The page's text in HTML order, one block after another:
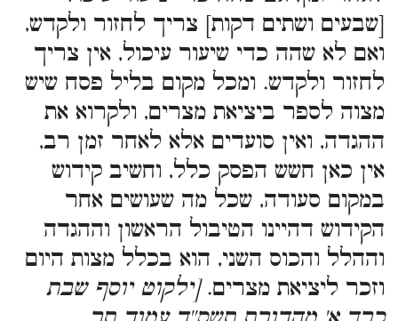
[שבעים ושתים דקות] צריך לחזור ולקדש,
ואם לא שהה כדי שיעור עיכול, אין צריך
לחזור ולקדש. ומכל מקום בליל פסח שיש
מצוה לספר ביציאת מצרים, ולקרוא את
ההגדה, ואין סועדים אלא לאחר זמן רב,
אין כאן חשש הפסק כלל, וחשיב קידוש
במקום סעודה, שכל מה שעושים אחר
הקידוש דהיינו הטיבול הראשון וההגדה
וההלל והכוס השני, הוא בכלל מצות היום
וזכר ליציאת מצרים.[ילקוט יוסף שבת